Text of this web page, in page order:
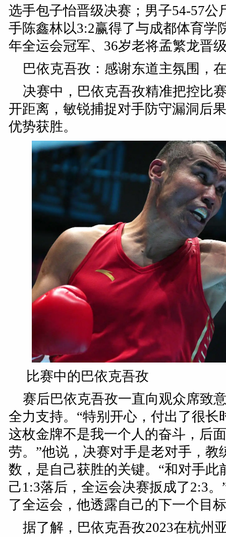
选手包子怡晋级决赛；男子54-57
手陈鑫林以3:2赢得了与成都体育学
年全运会冠军、36岁老将孟繁龙晋
巴依克吾孜：感谢东道主氛围，
决赛中，巴依克吾孜精准把控比
开距离，敏锐捕捉对手防守漏洞后
优势获胜。
比赛中的巴依克吾孜
赛后巴依克吾孜一直向观众席致
全力支持。“特别开心，付出了很
这枚金牌不是我一个人的奋斗，后
劳。”他说，决赛对手是老对手，
数，是自己获胜的关键。“和对手此
己1:3落后，全运会决赛扳成了2:3
了全运会，他透露自己的下一个目
据了解，巴依克吾孜2023在杭州